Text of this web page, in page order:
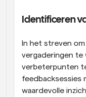
Identificeren
In het streven
vergaderingen te
verbeterpunten
feedbacksessies
waardevolle